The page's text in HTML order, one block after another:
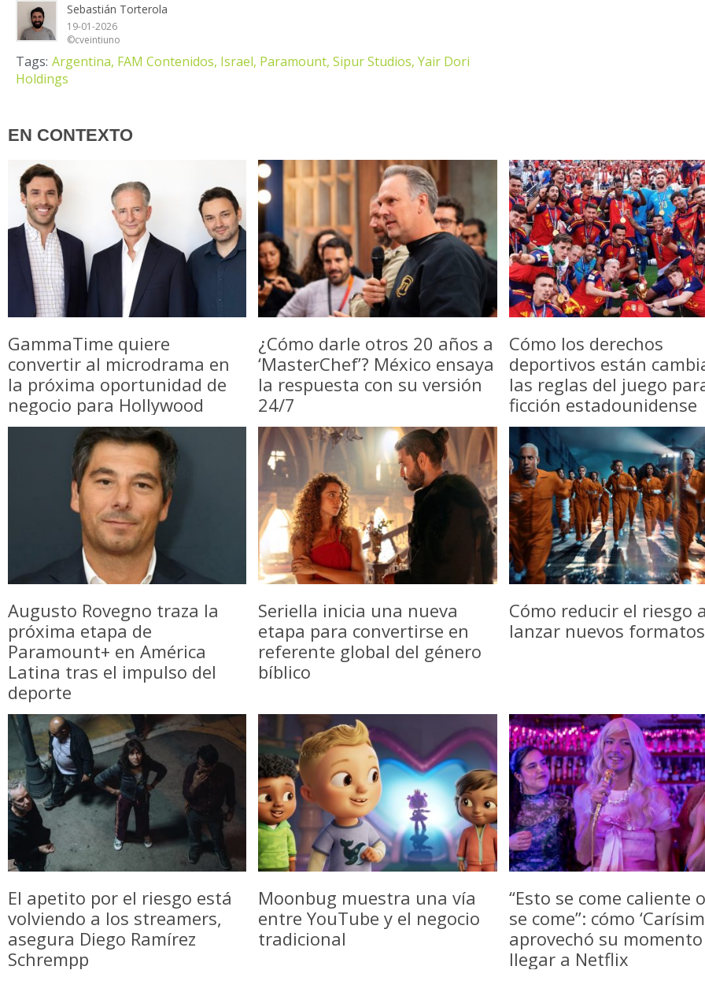
Sebastián Torterola
19-01-2026
©cveintiuno
Tags: Argentina, FAM Contenidos, Israel, Paramount, Sipur Studios, Yair Dori
Holdings
EN CONTEXTO
GammaTime quiere
convertir al microdrama en
la próxima oportunidad de
negocio para Hollywood
¿Cómo darle otros 20 años a
‘MasterChef’? México ensaya
la respuesta con su versión
24/7
Cómo los derechos
deportivos están
las reglas del juego
ficción estadounidense
Augusto Rovegno traza la
próxima etapa de
Paramount+ en América
Latina tras el impulso del
deporte
Seriella inicia una nueva
etapa para convertirse en
referente global del género
bíblico
Cómo reducir el riesgo
lanzar nuevos formatos
El apetito por el riesgo está
volviendo a los streamers,
asegura Diego Ramírez
Schrempp
Moonbug muestra una vía
entre YouTube y el negocio
tradicional
“Esto se come caliente
se come”: cómo
aprovechó su
llegar a Netflix